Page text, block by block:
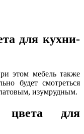
для кухни-
этом мебель также
будет смотреться
изумрудным.
цвета для